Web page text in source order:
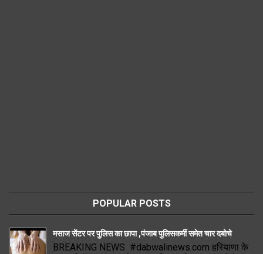
POPULAR POSTS
मसाज सेंटर पर पुलिस का छापा ,पंजाब पुलिसकर्मी समेत चार दबोचे
BREAKING NEWS #dabwalinews.com हरियाणा के